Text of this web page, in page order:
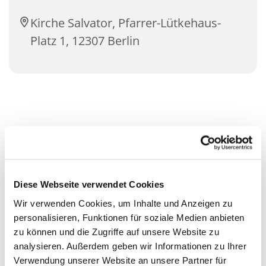
Diese Webseite verwendet Cookies
Wir verwenden Cookies, um Inhalte und Anzeigen zu
personalisieren, Funktionen für soziale Medien anbieten
zu können und die Zugriffe auf unsere Website zu
analysieren. Außerdem geben wir Informationen zu Ihrer
Verwendung unserer Website an unsere Partner für
Kirche Salvator, Pfarrer-Lütkehaus-
Platz 1, 12307 Berlin